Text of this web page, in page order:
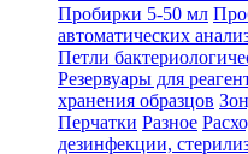
Пробирки 5-50 мл
автоматических
Петли
Резервуары для
хранения образцов
Перчатки Разное
дезинфекции,